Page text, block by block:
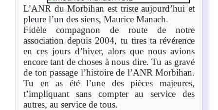
L’ANR du Morbihan est triste aujourd’hui et
pleure l’un des siens, Maurice Manach.
Fidèle compagnon de route de notre
association depuis 2004, tu tires ta révérence
en ces jours d’hiver, alors que nous avions
encore tant de choses à nous dire. Tu as gravé
de ton passage l’histoire de l’ANR Morbihan.
Tu en as été l’une des pièces majeures,
t’impliquant sans compter au service des
autres, au service de tous.